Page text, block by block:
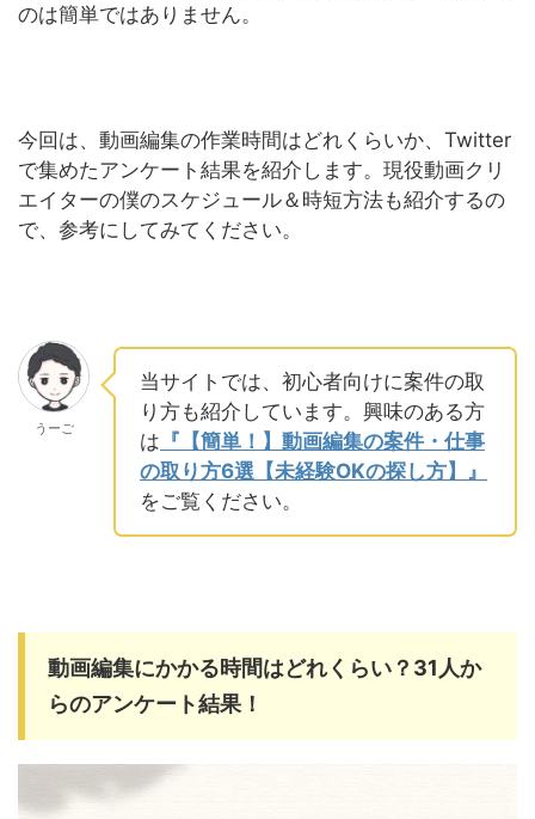
のは簡単ではありません。
今回は、動画編集の作業時間はどれくらいか、Twitter
で集めたアンケート結果を紹介します。現役動画クリ
エイターの僕のスケジュール＆時短方法も紹介するの
で、参考にしてみてください。
うーご
当サイトでは、初心者向けに案件の取
り方も紹介しています。興味のある方
は 『【簡単！】動画編集の案件・仕事
の取り方6選【未経験OKの探し方】』
をご覧ください。
動画編集にかかる時間はどれくらい？31人か
らのアンケート結果！